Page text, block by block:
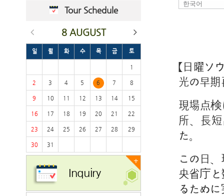
Tour Schedule
8 AUGUST
일 월 화 수 목 금 토
1
2 3 4 5 6 7 8
9 10 11 12 13 14 15
16 17 18 19 20 21 22
23 24 25 26 27 28 29
30 31
+
Inquiry
【日曜
光の早
現場点
所、長
た。
この日
央省庁
るため